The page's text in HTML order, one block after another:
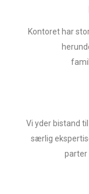
Kontoret har
Vi yder bistand
særlig
parter